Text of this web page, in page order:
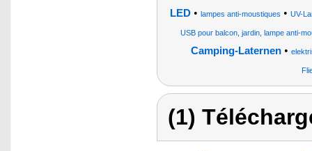
LED• lampes anti-moustiques • UV-
USB pour balcon, jardin, lampe anti-
Camping-Laternen •
(1)